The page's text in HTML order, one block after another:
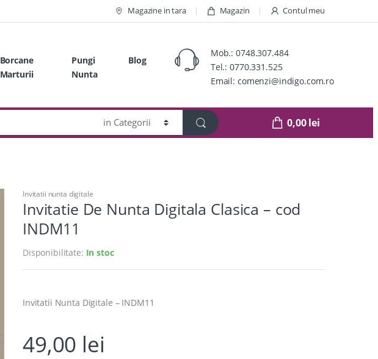
Magazine in tara Magazin Contul meu
Borcane
Marturii
Pungi
Nunta
Blog
Mob.:0748.307.484
Tel.:0770.331.525
Email: comenzi@indigo.com.ro
0,00lei
Invitatii nunta digitale
Invitatie De Nunta Digitala Clasica – cod
INDM11
Disponibilitate: In stoc
Invitatii Nunta Digitale – INDM11
49,00 lei